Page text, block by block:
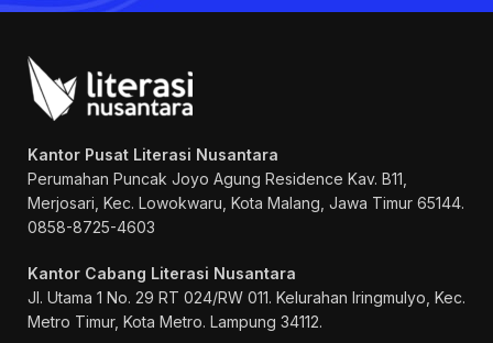
Kantor Pusat Literasi Nusantara
Perumahan Puncak Joyo Agung Residence Kav. B11,
Merjosari, Kec. Lowokwaru, Kota Malang, Jawa Timur 65144.
0858-8725-4603
Kantor Cabang Literasi Nusantara
Jl. Utama 1 No. 29 RT 024/RW 011. Kelurahan Iringmulyo, Kec.
Metro Timur, Kota Metro. Lampung 34112.